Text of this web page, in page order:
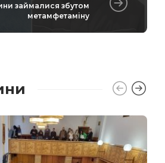
займалися збутом
метамфетаміну